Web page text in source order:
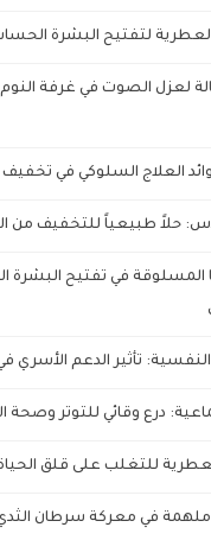
العطرية لتفتيح البشرة
لعزل الصوت في غرفة
العلاج السلوكي في تخفيف
حلاً طبيعياً للتخفيف من
المسلوقة في تفتيح البشرة
تأثير الدعم الأسري
درع وقائي للتوتر وصحة
للتغلب على قلق الحياة
في معركة سرطان